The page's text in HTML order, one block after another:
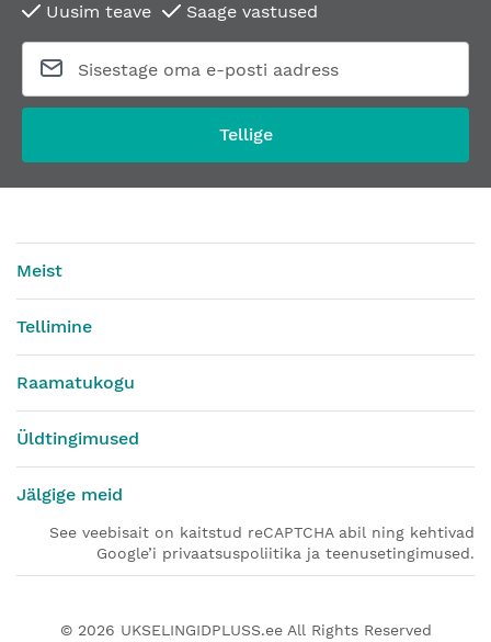
Uusim teave Saage vastused
Tellige
Meist
Tellimine
Raamatukogu
Üldtingimused
Jälgige meid
See veebisait on kaitstud reCAPTCHA abil ning kehtivad
Google’i privaatsuspoliitika ja teenusetingimused.
© 2026 UKSELINGIDPLUSS.eeAll Rights Reserved